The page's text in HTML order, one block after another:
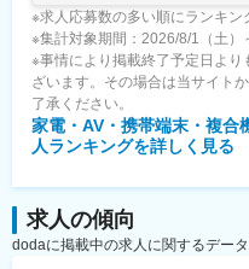
※求人応募数の多い順にランキン
※集計対象期間：2026/8/1（土）
※事情により掲載終了予定日よ
ざいます。その場合は当サイト
了承ください。
家電・AV・携帯端末・複合
人ランキングを詳しく見る
求人の傾向
dodaに掲載中の求人に関するデー